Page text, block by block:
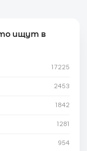
ищут в
17225
2453
1842
1281
954